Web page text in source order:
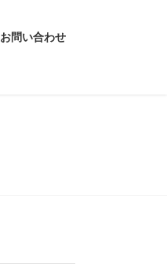
お問い合わせ